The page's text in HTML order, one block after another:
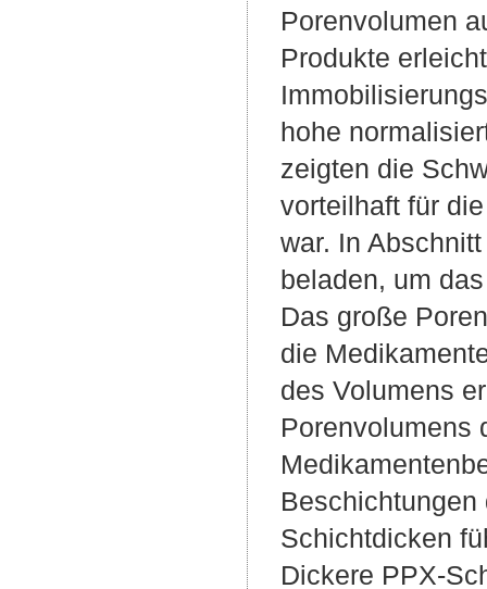
Porenvolumen
Produkte
hohe
zeigten die
vorteilhaft für
war. In
beladen, um
Das große
die
des Volumens
Porenvolumens
Schichtdicken
Dickere PPX-